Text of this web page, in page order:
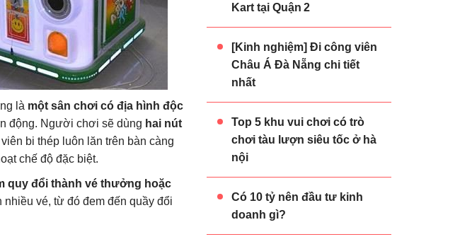
là một sân chơi có địa hình độc
động. Người chơi sẽ dùng hai nút
bi thép luôn lăn trên bàn càng
chế độ đặc biệt.
quy đổi thành vé thưởng hoặc
vé, từ đó đem đến quầy đổi
Kart tại Quận 2
[Kinh nghiệm] Đi công viên
Châu Á Đà Nẵng chi tiết
nhất
Top 5 khu vui chơi có trò
chơi tàu lượn siêu tốc ở hà
nội
Có 10 tỷ nên đầu tư kinh
doanh gì?